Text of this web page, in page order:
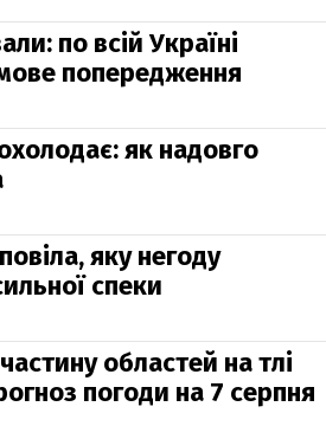
по всій Україні
попередження
як надовго
яку негоду
спеки
областей на тлі
погоди на 7 серпня